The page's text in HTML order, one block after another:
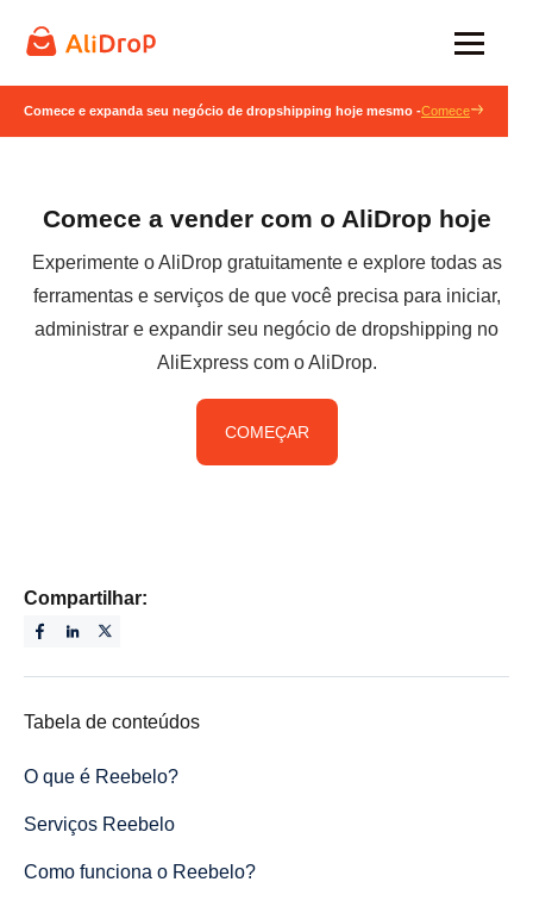
Comece e expanda seu negócio de dropshipping hoje mesmo -Comece
Comece a vender com o AliDrop hoje
Experimente o AliDrop gratuitamente e explore todas as
ferramentas e serviços de que você precisa para iniciar,
administrar e expandir seu negócio de dropshipping no
AliExpress com o AliDrop.
COMEÇAR
Compartilhar:
Tabela de conteúdos
O que é Reebelo?
Serviços Reebelo
Como funciona o Reebelo?